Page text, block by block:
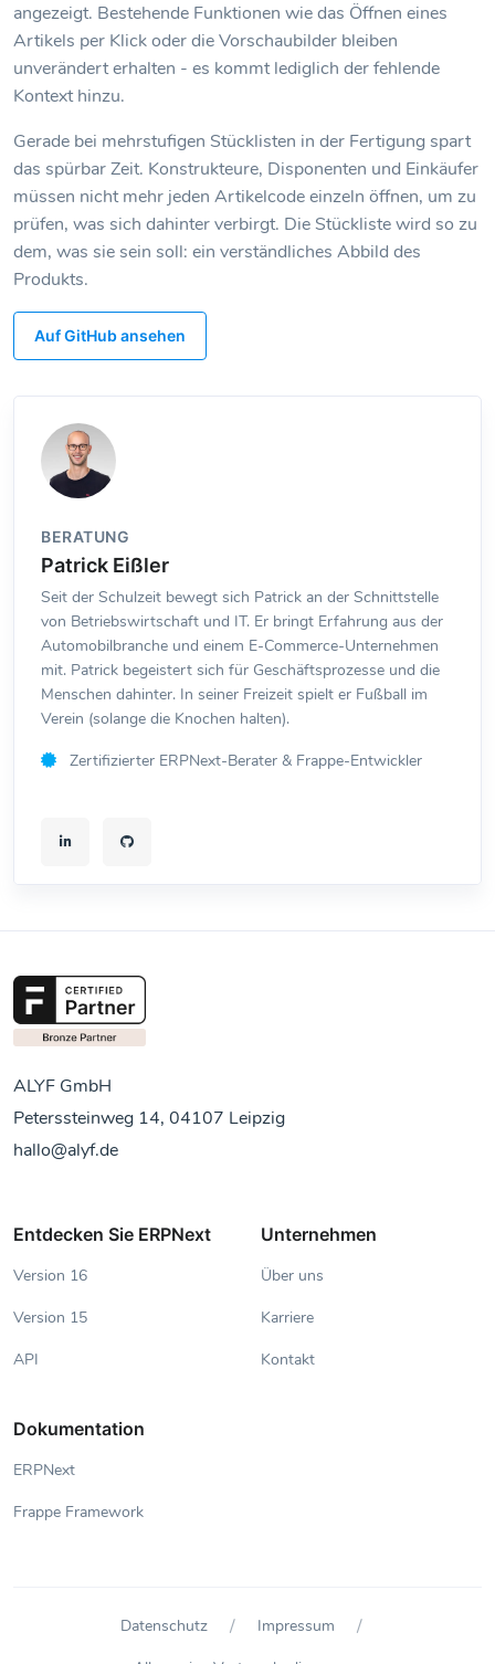
angezeigt. Bestehende Funktionen wie das Öffnen eines
Artikels per Klick oder die Vorschaubilder bleiben
unverändert erhalten - es kommt lediglich der fehlende
Kontext hinzu.
Gerade bei mehrstufigen Stücklisten in der Fertigung spart
das spürbar Zeit. Konstrukteure, Disponenten und Einkäufer
müssen nicht mehr jeden Artikelcode einzeln öffnen, um zu
prüfen, was sich dahinter verbirgt. Die Stückliste wird so zu
dem, was sie sein soll: ein verständliches Abbild des
Produkts.
Auf GitHub ansehen
BERATUNG
Patrick Eißler
Seit der Schulzeit bewegt sich Patrick an der Schnittstelle
von Betriebswirtschaft und IT. Er bringt Erfahrung aus der
Automobilbranche und einem E-Commerce-Unternehmen
mit. Patrick begeistert sich für Geschäftsprozesse und die
Menschen dahinter. In seiner Freizeit spielt er Fußball im
Verein (solange die Knochen halten).
Zertifizierter ERPNext-Berater & Frappe-Entwickler
ALYF GmbH
Peterssteinweg 14, 04107 Leipzig
hallo@alyf.de
Entdecken Sie ERPNext
Version 16
Version 15
API
Unternehmen
Über uns
Karriere
Kontakt
Dokumentation
ERPNext
Frappe Framework
Datenschutz / Impressum /